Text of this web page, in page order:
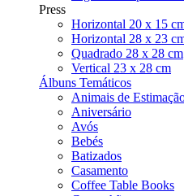
Press
Horizontal 20 x 15
Horizontal 28 x 23
Quadrado 28 x 28 cm
Vertical 23 x 28 cm
Álbuns Temáticos
Animais de
Aniversário
Avós
Bebés
Batizados
Casamento
Coffee Table Books